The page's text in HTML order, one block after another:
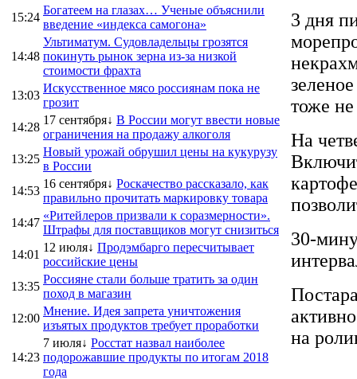
15:24
Богатеем на глазах… Ученые объяснили
введение «индекса самогона»
14:48
Ультиматум. Судовладельцы грозятся
покинуть рынок зерна из-за низкой
стоимости фрахта
13:03
Искусственное мясо россиянам пока не
грозит
14:28
17 сентября↓ В России могут ввести новые
ограничения на продажу алкоголя
13:25
Новый урожай обрушил цены на кукурузу
в России
14:53
16 сентября↓ Роскачество рассказало, как
правильно прочитать маркировку товара
14:47
«Ритейлеров призвали к соразмерности».
Штрафы для поставщиков могут снизиться
14:01
12 июля↓ Продэмбарго пересчитывает
российские цены
13:35
Россияне стали больше тратить за один
поход в магазин
12:00
Мнение. Идея запрета уничтожения
изъятых продуктов требует проработки
14:23
7 июля↓ Росстат назвал наиболее
подорожавшие продукты по итогам 2018
года
3 дня
тоже не
На
30-
на